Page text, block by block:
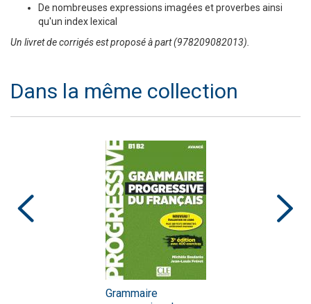
De nombreuses expressions imagées et proverbes ainsi
qu'un index lexical
Un livret de corrigés est proposé à part (978209082013).
Dans la même collection
Grammaire